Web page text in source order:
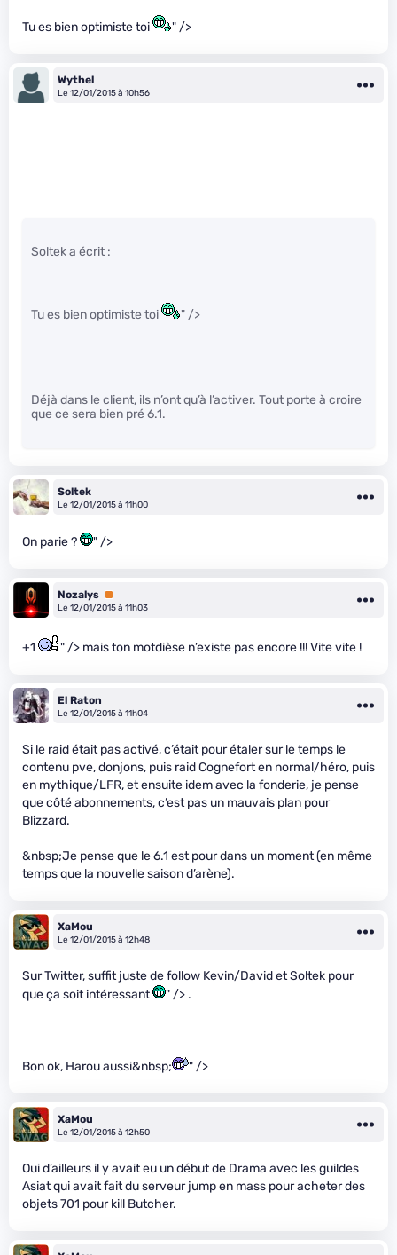
Tu es bien optimiste toi " />
Wythel
Le 12/01/2015 à 10h56
Soltek a écrit :
Tu es bien optimiste toi " />
Déjà dans le client, ils n’ont qu’à l’activer. Tout porte à croire
que ce sera bien pré 6.1.
Soltek
Le 12/01/2015 à 11h00
On parie ? " />
Nozalys Premium
Le 12/01/2015 à 11h03
+1 " /> mais ton motdièse n’existe pas encore !!! Vite vite !
El Raton
Le 12/01/2015 à 11h04
Si le raid était pas activé, c’était pour étaler sur le temps le
contenu pve, donjons, puis raid Cognefort en normal/héro, puis
en mythique/LFR, et ensuite idem avec la fonderie, je pense
que côté abonnements, c’est pas un mauvais plan pour
Blizzard.
&nbsp;Je pense que le 6.1 est pour dans un moment (en même
temps que la nouvelle saison d’arène).
XaMou
Le 12/01/2015 à 12h48
Sur Twitter, suffit juste de follow Kevin/David et Soltek pour
que ça soit intéressant
" /> .
Bon ok, Harou aussi&nbsp; " />
XaMou
Le 12/01/2015 à 12h50
Oui d’ailleurs il y avait eu un début de Drama avec les guildes
Asiat qui avait fait du serveur jump en mass pour acheter des
objets 701 pour kill Butcher.